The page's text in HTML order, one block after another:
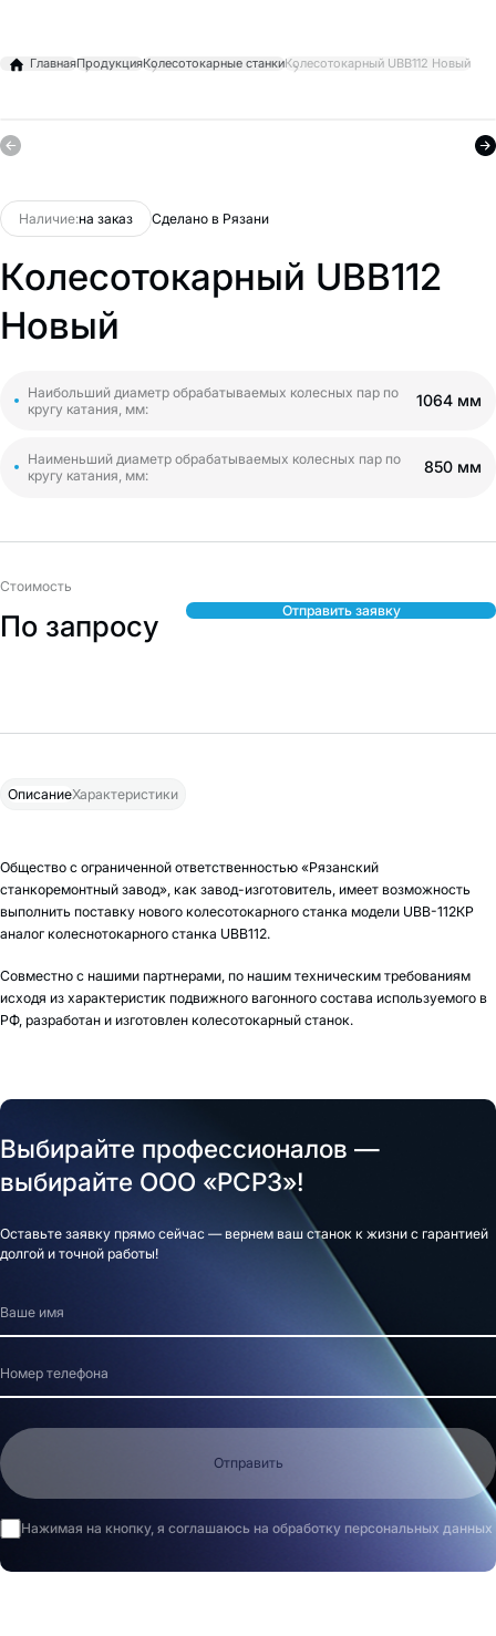
ГлавнаяПродукцияКолесотокарные станкиКолесотокарный UBB112 Новый
Наличие:на заказ Сделано в Рязани
Колесотокарный UBB112
Новый
Наибольший диаметр обрабатываемых колесных пар по
кругу катания, мм:
1064 мм
Наименьший диаметр обрабатываемых колесных пар по
кругу катания, мм:
850 мм
Стоимость
По запросу Отправить заявку
ОписаниеХарактеристики
Общество с ограниченной ответственностью «Рязанский
станкоремонтный завод», как завод-изготовитель, имеет возможность
выполнить поставку нового колесотокарного станка модели UBB-112КР
аналог колеснотокарного станка UBB112.
Совместно с нашими партнерами, по нашим техническим требованиям
исходя из характеристик подвижного вагонного состава используемого в
РФ, разработан и изготовлен колесотокарный станок.
Выбирайте профессионалов —
выбирайте ООО «РСРЗ»!
Оставьте заявку прямо сейчас — вернем ваш станок к жизни с гарантией
долгой и точной работы!
Отправить
Нажимая на кнопку, я соглашаюсь на обработку персональных данных